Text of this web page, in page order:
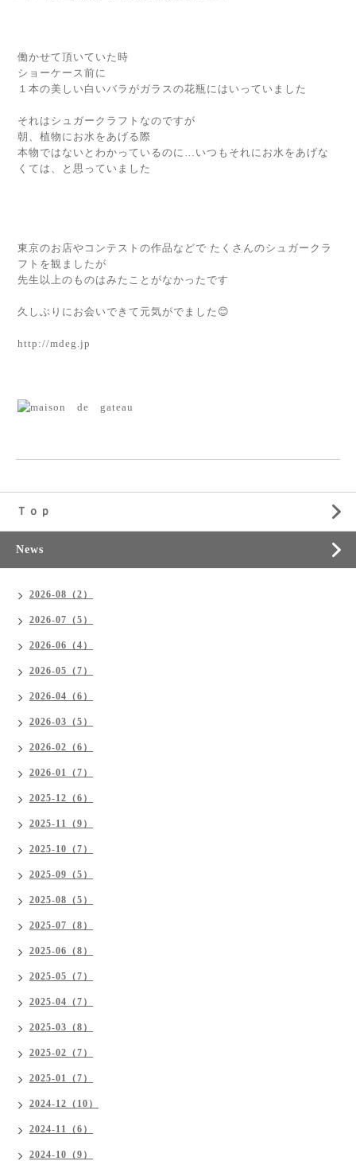
働かせて頂いていた時
ショーケース前に
１本の美しい白いバラがガラスの花瓶にはいっていました
それはシュガークラフトなのですが
朝、植物にお水をあげる際
本物ではないとわかっているのに…いつもそれにお水をあげな
くては、と思っていました
東京のお店やコンテストの作品などで たくさんのシュガークラ
フトを観ましたが
先生以上のものはみたことがなかったです
久しぶりにお会いできて元気がでました😊
http://mdeg.jp
Ｔｏｐ
News
2026-08（2）
2026-07（5）
2026-06（4）
2026-05（7）
2026-04（6）
2026-03（5）
2026-02（6）
2026-01（7）
2025-12（6）
2025-11（9）
2025-10（7）
2025-09（5）
2025-08（5）
2025-07（8）
2025-06（8）
2025-05（7）
2025-04（7）
2025-03（8）
2025-02（7）
2025-01（7）
2024-12（10）
2024-11（6）
2024-10（9）